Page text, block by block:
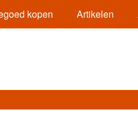
kopen Artikelen